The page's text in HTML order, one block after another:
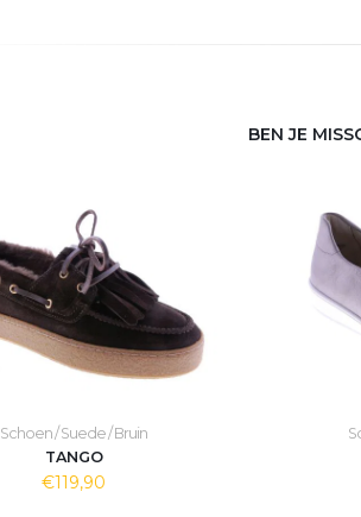
BEN JE
Schoen / Suede / Bruin
TANGO
€119,90